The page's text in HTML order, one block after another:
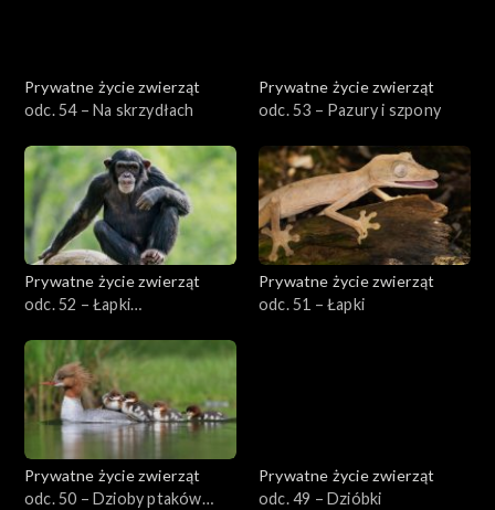
Prywatne życie zwierząt
odc. 54 – Na skrzydłach
Prywatne życie zwierząt
odc. 53 – Pazury i szpony
Prywatne życie zwierząt
odc. 52 – Łapki
Prywatne życie zwierząt
odc. 51 – Łapki
Prywatne życie zwierząt
odc. 50 – Dzioby ptaków
Prywatne życie zwierząt
odc. 49 – Dzióbki